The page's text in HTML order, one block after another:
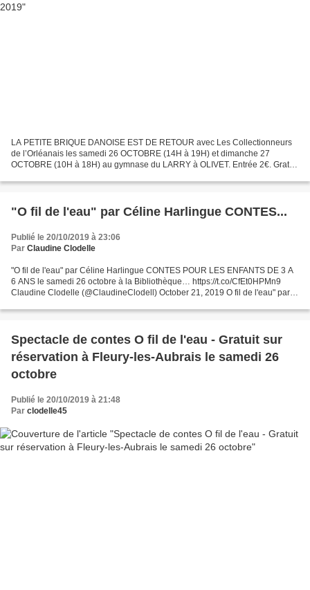
LA PETITE BRIQUE DANOISE EST DE RETOUR avec Les Collectionneurs
de l’Orléanais les samedi 26 OCTOBRE (14H à 19H) et dimanche 27
OCTOBRE (10H à 18H) au gymnase du LARRY à OLIVET. Entrée 2€. Gratuit
"O fil de l'eau" par Céline Harlingue CONTES...
Publié le 20/10/2019 à 23:06
Par Claudine Clodelle
"O fil de l'eau" par Céline Harlingue CONTES POUR LES ENFANTS DE 3 A
6 ANS le samedi 26 octobre à la Bibliothèque… https://t.co/CfEt0HPMn9
Claudine Clodelle (@ClaudineClodell) October 21, 2019 O fil de l'eau" par
Spectacle de contes O fil de l'eau - Gratuit sur
réservation à Fleury-les-Aubrais le samedi 26
octobre
Publié le 20/10/2019 à 21:48
Par clodelle45